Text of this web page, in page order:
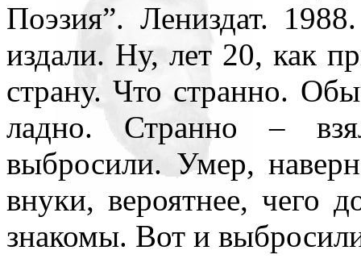
Поэзия”. Лениздат.
издали. Ну, лет 20, как
страну. Что странно.
ладно. Странно –
выбросили. Умер,
внуки, вероятнее, чего
знакомы. Вот и